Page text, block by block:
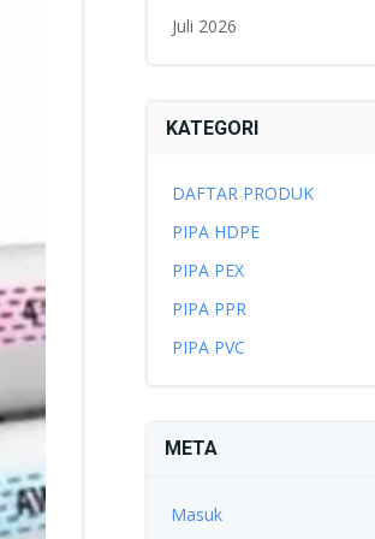
Juli 2026
KATEGORI
DAFTAR PRODUK
PIPA HDPE
PIPA PEX
PIPA PPR
PIPA PVC
META
Masuk